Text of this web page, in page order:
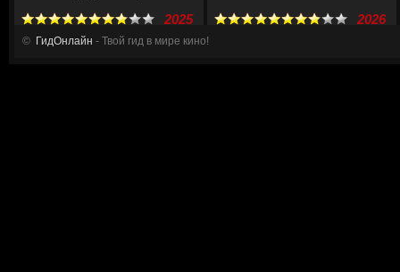
2025 2026
© ГидОнлайн - Твой гид в мире кино!